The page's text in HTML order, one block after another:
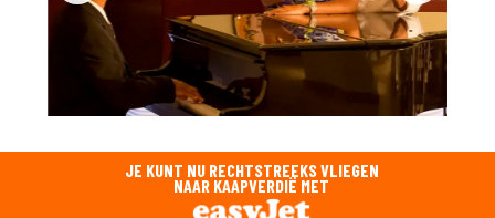
JE KUNT NU RECHTSTREEKS VLIEGEN
NAAR KAAPVERDIË MET